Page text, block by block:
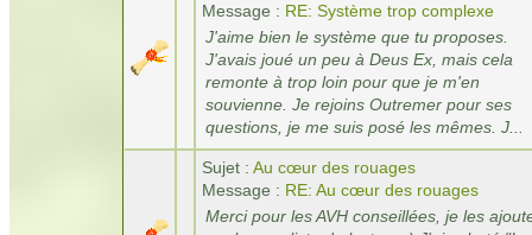
Message : RE: Système trop complexe
J'aime bien le système que tu proposes.
J'avais joué un peu à Deus Ex, mais cela
remonte à trop loin pour que je m'en
souvienne. Je rejoins Outremer pour ses
questions, je me suis posé les mêmes. J...
Sujet : Au cœur des rouages
Message : RE: Au cœur des rouages
Merci pour les AVH conseillées, je les